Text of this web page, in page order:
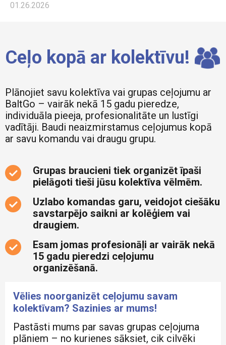
01.26.2026
Ceļo kopā ar kolektīvu!
Plānojiet savu kolektīva vai grupas ceļojumu ar
BaltGo – vairāk nekā 15 gadu pieredze,
individuāla pieeja, profesionalitāte un lustīgi
vadītāji. Baudi neaizmirstamus ceļojumus kopā
ar savu komandu vai draugu grupu.
Grupas braucieni tiek organizēt īpaši
pielāgoti tieši jūsu kolektīva vēlmēm.
Uzlabo komandas garu, veidojot ciešāku
savstarpējo saikni ar kolēģiem vai
draugiem.
Esam jomas profesionāļi ar vairāk nekā
15 gadu pieredzi ceļojumu
organizēšanā.
Vēlies noorganizēt ceļojumu savam
kolektīvam? Sazinies ar mums!
Pastāsti mums par savas grupas ceļojuma
plāniem – no kurienes sāksiet, cik cilvēki